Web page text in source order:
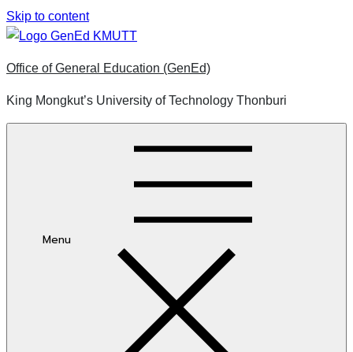
Skip to content
Office of General Education (GenEd)
King Mongkut’s University of Technology Thonburi
Menu